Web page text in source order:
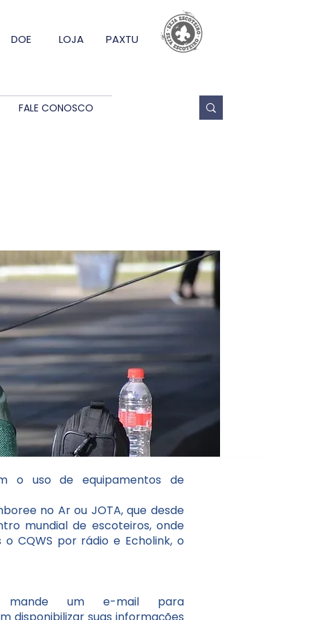
DOE LOJA PAXTU
FALE CONOSCO
o uso de equipamentos de
no Ar ou JOTA, que desde
mundial de escoteiros, onde
CQWS por rádio e Echolink, o
um e-mail para